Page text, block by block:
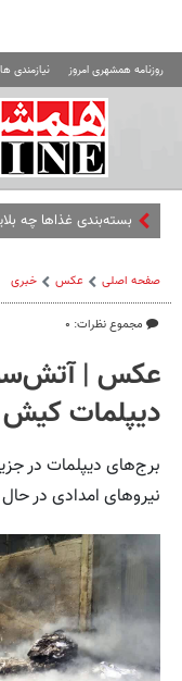
روزنامه همشهری امروز نیازمندی
بسته‌بندی غذاها چه
صفحه اصلی عکس خبری
مجموع نظرات: ۰
عکس |
دیپلمات کیش
برج‌های دیپلمات در
نیروهای امدادی در